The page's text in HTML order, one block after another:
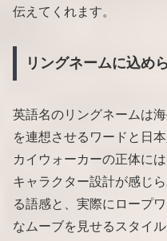
伝えてくれます。
リングネームに込め
英語名のリングネームは
を連想させるワードと日
カイウォーカーの正体に
キャラクター設計が感じ
る語感と、実際にロープ
なムーブを見せるスタイ